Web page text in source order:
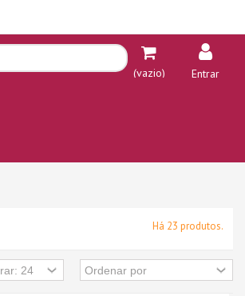
(vazio) Entrar
Há 23 produtos.